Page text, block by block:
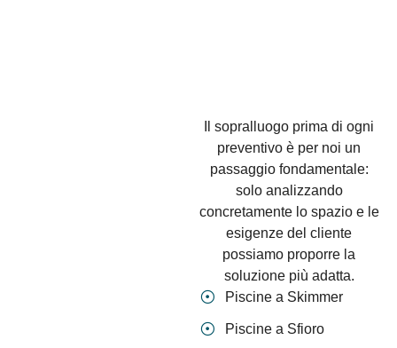
Il sopralluogo prima di ogni
preventivo è per noi un
passaggio fondamentale:
solo analizzando
concretamente lo spazio e le
esigenze del cliente
possiamo proporre la
soluzione più adatta.
Piscine a Skimmer
Piscine a Sfioro